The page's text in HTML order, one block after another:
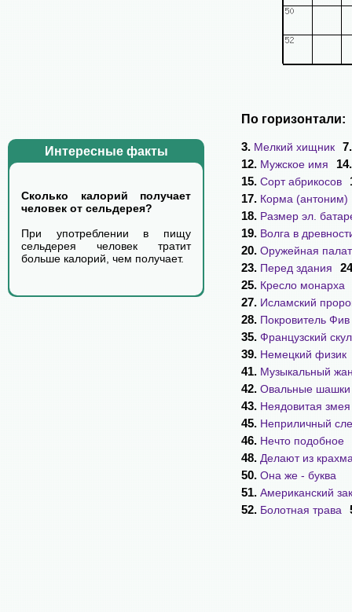
Интересные факты
Сколько калорий получает
человек от сельдерея?
При употреблении в пищу
сельдерея человек тратит
больше калорий, чем получает.
По горизонтали:
3. Мелкий хищник
12. Мужское имя
15. Сорт абрикосов
17. Корма (антоним)
18. Размер эл.
19. Волга в
20. Оружейная
23. Перед здания
25. Кресло монарха
27. Исламский
28. Покровитель Фив
35. Французский
39. Немецкий физик
41. Музыкальный
42. Овальные шашки
43. Неядовитая змея
45. Неприличный
46. Нечто подобное
48. Делают из
50. Она же - буква
51. Американский
52. Болотная трава